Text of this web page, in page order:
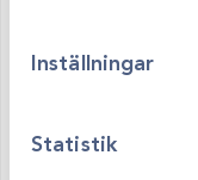
Inställningar
Statistik